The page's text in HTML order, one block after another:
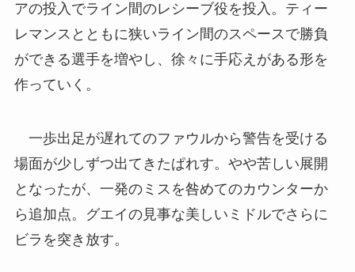
アの投入でライン間のレシーブ役を投入。ティー
レマンスとともに狭いライン間のスペースで勝負
ができる選手を増やし、徐々に手応えがある形を
作っていく。
一歩出足が遅れてのファウルから警告を受ける
場面が少しずつ出てきたぱれす。やや苦しい展開
となったが、一発のミスを咎めてのカウンターか
ら追加点。グエイの見事な美しいミドルでさらに
ビラを突き放す。